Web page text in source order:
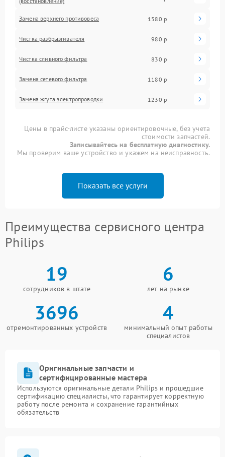
Замена верхнего противовеса 1580 р
Чистка разбрызгивателя 980 р
Чистка сливного фильтра 830 р
Замена сетевого фильтра 1180 р
Замена жгута электропроводки 1230 р
Цены в прайс-листе указаны ориентировочные, без учета
стоимости запчастей.
Записывайтесь на бесплатную диагностику.
Мы проверим ваше устройство и укажем на неисправность.
Показать все услуги
Преимущества сервисного центра
Philips
19
сотрудников в штате
6
лет на рынке
3696
отремонтированных устройств
4
минимальный опыт работы
специалистов
Оригинальные запчасти и
сертифицированные мастера
Используются оригинальные детали Philips и прошедшие
сертификацию специалисты, что гарантирует корректную
работу после ремонта и сохранение гарантийных
обязательств